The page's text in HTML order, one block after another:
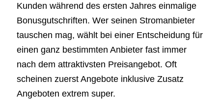
Kunden während des ersten Jahres einmalige
Bonusgutschriften. Wer seinen Stromanbieter
tauschen mag, wählt bei einer Entscheidung für
einen ganz bestimmten Anbieter fast immer
nach dem attraktivsten Preisangebot. Oft
scheinen zuerst Angebote inklusive Zusatz
Angeboten extrem super.